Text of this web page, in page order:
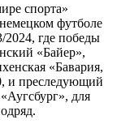
спорта»
футболе
2024, где победы
«Байер»,
«Бавария,
и преследующий
для